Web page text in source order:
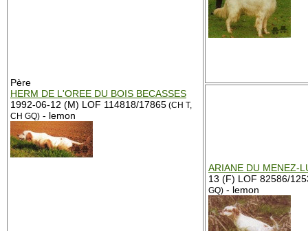
Père
HERM DE L'OREE DU BOIS BECASSES
1992-06-12 (M) LOF 114818/17865 (CH T,
CH GQ) - lemon
ARIANE DU MENEZ-
13 (F) LOF 82586/
GQ) - lemon